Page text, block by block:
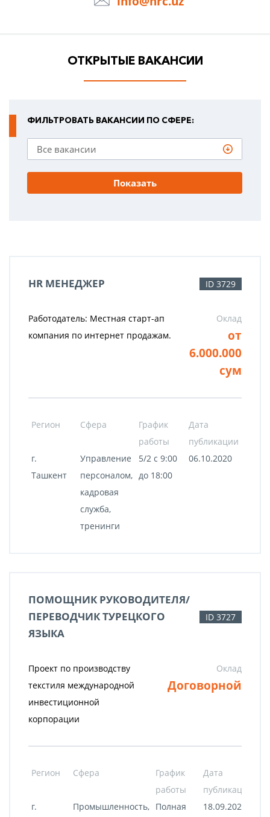
ОТКРЫТЫЕ ВАКАНСИИ
ФИЛЬТРОВАТЬ ВАКАНСИИ ПО СФЕРЕ:
Показать
HR МЕНЕДЖЕР ID 3729
Работодатель: Местная старт-ап
компания по интернет продажам.
Оклад
от
6.000.000
сум
Регион Сфера
График
работы
Дата
публикации
г.
Ташкент
Управление
персоналом,
кадровая
служба,
тренинги
5/2 с 9:00
до 18:00
06.10.2020
ПОМОЩНИК РУКОВОДИТЕЛЯ/
ПЕРЕВОДЧИК ТУРЕЦКОГО
ЯЗЫКА
ID 3727
Проект по производству
текстиля международной
инвестиционной
корпорации
Оклад
Договорной
Регион Сфера
График
работы
Дата
публикации
г.
Промышленность, Полная
18.09.2020